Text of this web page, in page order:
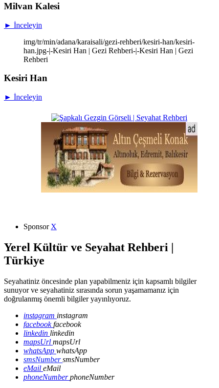
Milvan Kalesi
► İnceleyin
img/tr/min/adana/karaisali/gezi-rehberi/kesiri-han/kesiri-
han.jpg-|-Kesiri Han | Gezi Rehberi-|-Kesiri Han | Gezi
Rehberi
Kesiri Han
► İnceleyin
Sponsor X
Yerel Kültür ve Seyahat Rehberi |
Türkiye
Seyahatiniz öncesinde plan yapabilmeniz için kapsamlı bilgiler
sunuyor ve seyahatiniz sırasında sorun yaşamamanız için
doğrulanmış önemli bilgiler yayınlıyoruz.
instagram instagram
facebookfacebook
linkedin linkedin
mapsUrl mapsUrl
whatsApp whatsApp
smsNumbersmsNumber
eMail eMail
phoneNumberphoneNumber